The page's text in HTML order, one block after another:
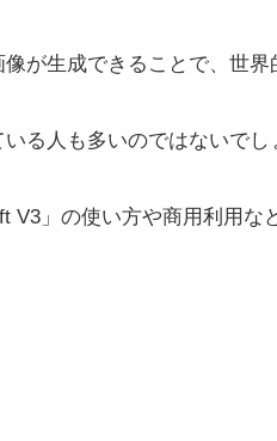
が生成できることで、世界
る人も多いのではないでし
V3」の使い方や商用利用な